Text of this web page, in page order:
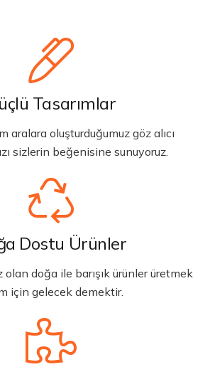
Tasarımlar
aralara oluşturduğumuz göz alıcı
sizlerin beğenisine sunuyoruz.
Dostu Ürünler
olan doğa ile barışık ürünler üretmek
için gelecek demektir.